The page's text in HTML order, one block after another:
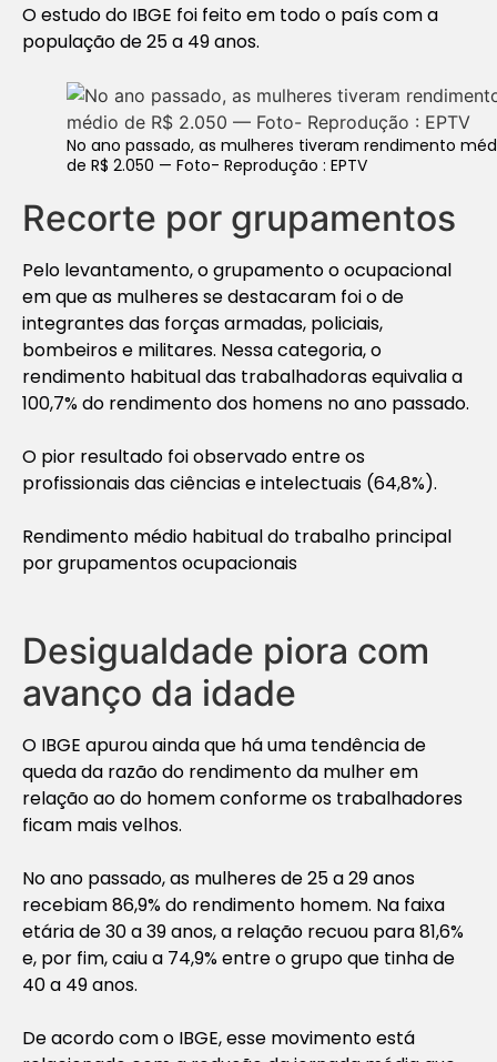
O estudo do IBGE foi feito em todo o país com a
população de 25 a 49 anos.
No ano passado, as mulheres tiveram rendimento
de R$ 2.050 — Foto- Reprodução : EPTV
Recorte por grupamentos
Pelo levantamento, o grupamento o ocupacional
em que as mulheres se destacaram foi o de
integrantes das forças armadas, policiais,
bombeiros e militares. Nessa categoria, o
rendimento habitual das trabalhadoras equivalia a
100,7% do rendimento dos homens no ano passado.
O pior resultado foi observado entre os
profissionais das ciências e intelectuais (64,8%).
Rendimento médio habitual do trabalho principal
por grupamentos ocupacionais
Desigualdade piora com
avanço da idade
O IBGE apurou ainda que há uma tendência de
queda da razão do rendimento da mulher em
relação ao do homem conforme os trabalhadores
ficam mais velhos.
No ano passado, as mulheres de 25 a 29 anos
recebiam 86,9% do rendimento homem. Na faixa
etária de 30 a 39 anos, a relação recuou para 81,6%
e, por fim, caiu a 74,9% entre o grupo que tinha de
40 a 49 anos.
De acordo com o IBGE, esse movimento está